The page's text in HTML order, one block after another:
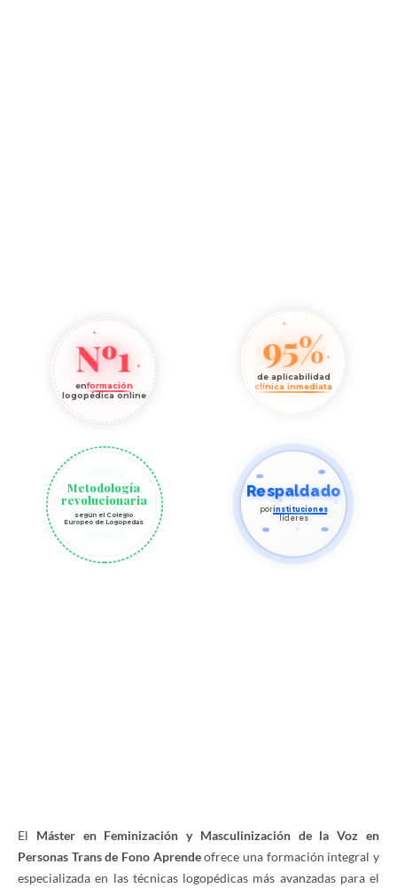
Nº1
enformación
logopédica online
95%
de aplicabilidad
clínica inmediata
Metodología
revolucionaria
según el Colegio
Europeo de Logopedas
Respaldado
porinstituciones
líderes
El Máster en Feminización y Masculinización de la Voz en
Personas Trans de Fono Aprendeofrece una formación integral y
especializada en las técnicas logopédicas más avanzadas para el